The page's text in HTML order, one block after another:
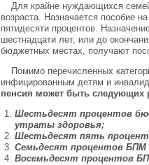
Для крайне нуждающихся
возраста. Назначается пособие
пятидесяти процентов.
шестнадцати лет, или до
бюджетных местах, получают
Помимо перечисленных
инфицированным детям и
пенсия может быть следующих
Шестьдесят процентов
утраты здоровья;
Шестьдесят пять
Семьдесят процентов БПМ
Восемьдесят процентов